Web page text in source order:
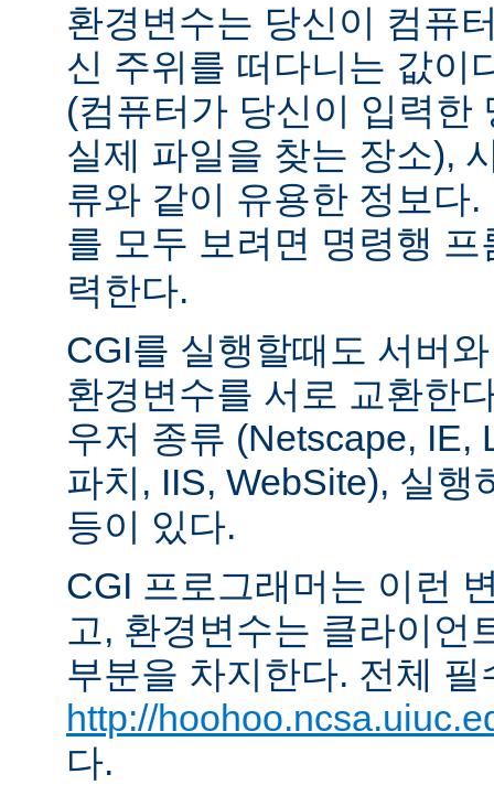
환경변수는 당신이 컴퓨
신 주위를 떠다니는 값이
(컴퓨터가 당신이 입력한
실제 파일을 찾는 장소),
류와 같이 유용한 정보다
를 모두 보려면 명령행
력한다.
CGI를 실행할때도 서버
환경변수를 서로 교환한
우저 종류 (Netscape, IE,
파치, IIS, WebSite), 실행
등이 있다.
CGI 프로그래머는 이런
고, 환경변수는 클라이언
부분을 차지한다. 전체
http://
다.